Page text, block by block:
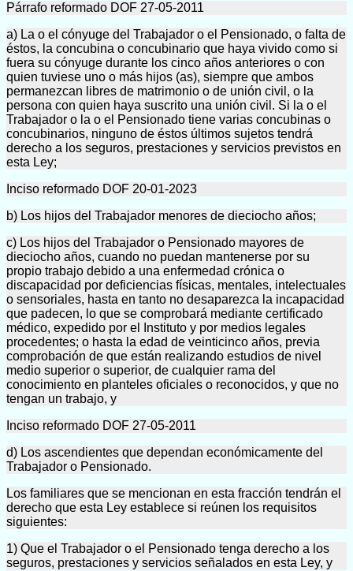
Párrafo reformado DOF 27-05-2011
a) La o el cónyuge del Trabajador o el Pensionado, o falta de
éstos, la concubina o concubinario que haya vivido como si
fuera su cónyuge durante los cinco años anteriores o con
quien tuviese uno o más hijos (as), siempre que ambos
permanezcan libres de matrimonio o de unión civil, o la
persona con quien haya suscrito una unión civil. Si la o el
Trabajador o la o el Pensionado tiene varias concubinas o
concubinarios, ninguno de éstos últimos sujetos tendrá
derecho a los seguros, prestaciones y servicios previstos en
esta Ley;
Inciso reformado DOF 20-01-2023
b) Los hijos del Trabajador menores de dieciocho años;
c) Los hijos del Trabajador o Pensionado mayores de
dieciocho años, cuando no puedan mantenerse por su
propio trabajo debido a una enfermedad crónica o
discapacidad por deficiencias físicas, mentales, intelectuales
o sensoriales, hasta en tanto no desaparezca la incapacidad
que padecen, lo que se comprobará mediante certificado
médico, expedido por el Instituto y por medios legales
procedentes; o hasta la edad de veinticinco años, previa
comprobación de que están realizando estudios de nivel
medio superior o superior, de cualquier rama del
conocimiento en planteles oficiales o reconocidos, y que no
tengan un trabajo, y
Inciso reformado DOF 27-05-2011
d) Los ascendientes que dependan económicamente del
Trabajador o Pensionado.
Los familiares que se mencionan en esta fracción tendrán el
derecho que esta Ley establece si reúnen los requisitos
siguientes:
1) Que el Trabajador o el Pensionado tenga derecho a los
seguros, prestaciones y servicios señalados en esta Ley, y